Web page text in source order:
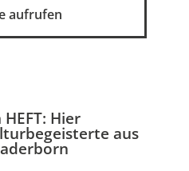
aufrufen
Hier
aus